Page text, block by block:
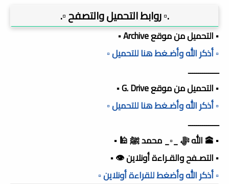
.▫️ روابط التحميل والتصفح ▫️.
▪️ التحميل من موقع Archive ▪️
▫️ أذكر الله وأضـغط هنا للتحميل ▫️
ـــــــــــــــ
▪️ التحميل من موقع G. Drive ▪️
▫️ أذكر الله وأضـغط هنا للتحميل ▫️
ـــــــــــــــ
▪️ 🕋 الله ﷻ _▫️_ محمد ﷺ 🕌 ▪️
▪️ التصـفح والقـراءة أونلاين 👁️ ▪️
▫️ أذكر الله وأضغط للقراءة أونلاين ▫️